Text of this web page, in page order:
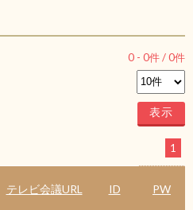
0 - 0件 /0件
1
テレビ会議URL ID PW